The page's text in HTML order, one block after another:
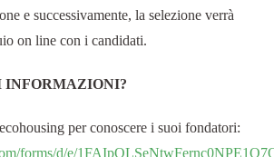
e successivamente, la selezione verrà
on line con i candidati.
INFORMAZIONI?
per conoscere i suoi fondatori:
forms/d/e/